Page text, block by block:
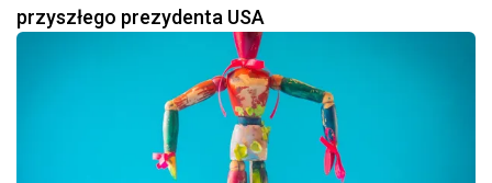
przyszłego prezydenta USA